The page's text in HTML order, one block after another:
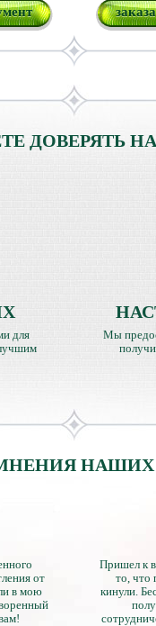
ДОВЕРЯТЬ
для
Мы
НАШИХ
от
в мою
Пришел к
то, что
кинули.